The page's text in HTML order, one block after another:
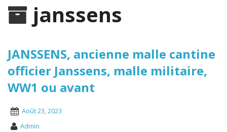
janssens
JANSSENS, ancienne malle cantine
officier Janssens, malle militaire,
WW1 ou avant
Août 23, 2023
Admin